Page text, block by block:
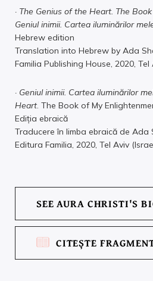
· The Genius of the Heart. The
Geniul inimii. Cartea iluminărilor
Hebrew edition
Translation into Hebrew by Ada
Familia Publishing House, 2020, Tel
· Geniul inimii. Cartea iluminărilor
Heart . The Book of My
Ediția ebraică
Traducere în limba ebraică de Ada
Editura Familia, 2020, Tel Aviv
SEE AURA CHRISTI'S
CITEȘTE